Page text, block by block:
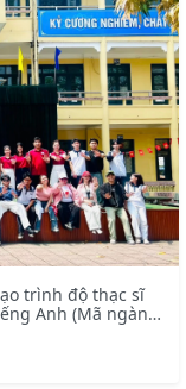
trình độ thạc sĩ
Anh (Mã ngành: